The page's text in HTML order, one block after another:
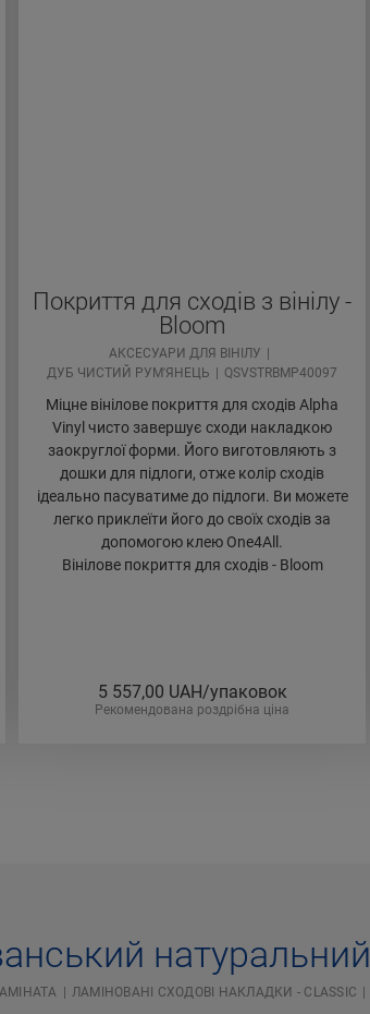
Покриття для сходів з вінілу -
Bloom
АКСЕСУАРИ ДЛЯ ВІНІЛУ
ДУБ ЧИСТИЙ РУМ'ЯНЕЦЬ
QSVSTRBMP40097
Міцне вінілове покриття для сходів Alpha
Vinyl чисто завершує сходи накладкою
заокруглої форми. Його виготовляють з
дошки для підлоги, отже колір сходів
ідеально пасуватиме до підлоги. Ви можете
легко приклеїти його до своїх сходів за
допомогою клею One4All.
Вінілове покриття для сходів - Bloom
5 557,00 UAH/упаковок
Рекомендована роздрібна ціна
натуральний
ЛАМІНОВАНІ СХОДОВІ НАКЛАДКИ - CLASSIC